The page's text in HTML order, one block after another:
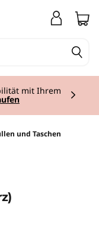
mit Ihrem
und Taschen